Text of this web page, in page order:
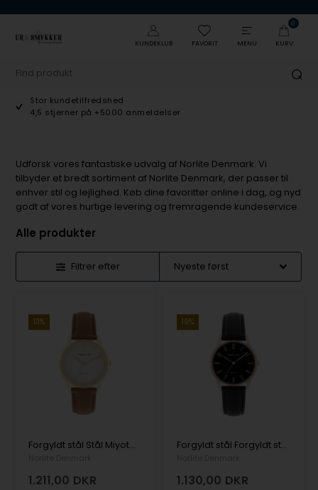
KUNDEKLUB FAVORIT MENU
0
KURV
Stor kundetilfredshed
4,5 stjerner på +5000 anmeldelser
Udforsk vores fantastiske udvalg af Norlite Denmark. Vi
tilbyder et bredt sortiment af Norlite Denmark, der passer til
enhver stil og lejlighed. Køb dine favoritter online i dag, og nyd
godt af vores hurtige levering og fremragende kundeservice.
Alle produkter
Filtrer efter
13%
Forgyldt stål Stål Miyota GL30 Dame ur fra Norlite Denmark, 1601-021005
1.211,00 DKR
19%
Forgyldt stål Forgyldt stål Miyota GL30 Dame ur fra Norlite Denmark, 2101-030901
1.130,00 DKR